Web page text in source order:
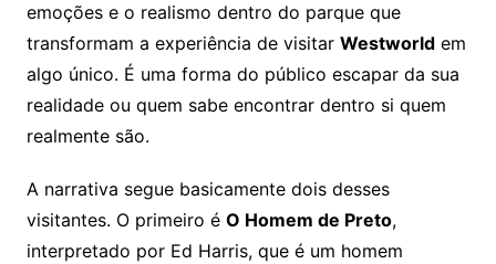
emoções e o realismo dentro do parque que
transformam a experiência de visitar Westworldem
algo único. É uma forma do público escapar da sua
realidade ou quem sabe encontrar dentro si quem
realmente são.
A narrativa segue basicamente dois desses
visitantes. O primeiro é O Homem de Preto,
interpretado por Ed Harris, que é um homem